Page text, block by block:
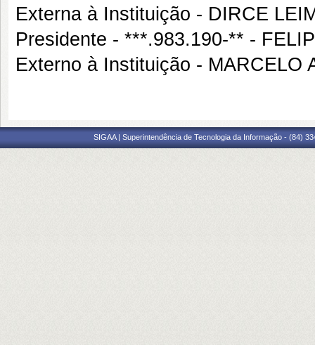
Externa à Instituição - DIRCE
Presidente - ***.983.190-** -
Externo à Instituição - MARCELO
SIGAA | Superintendência de Tecnologia da Informação - (84)